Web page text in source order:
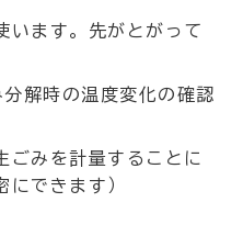
います。先がとがって
解時の温度変化の確認
ごみを計量することに
にできます）